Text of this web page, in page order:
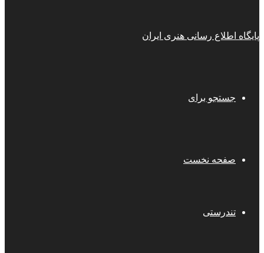
پایگاه اطلاع رسانی هنری ایران
جستجو برای
صفحه نخست
تندرستی